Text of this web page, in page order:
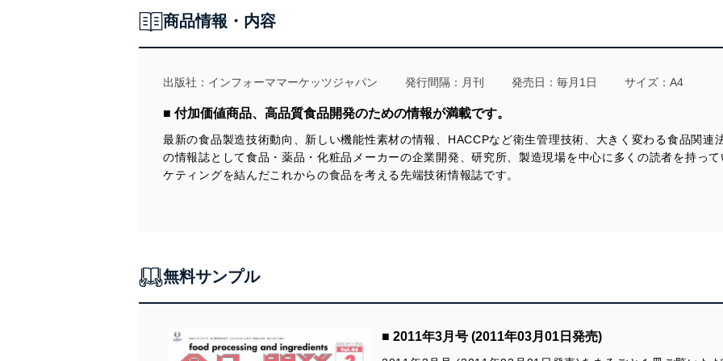
・新マイコプロテイン原料、EFSAから安全性に関する肯定的科学意
・Keep up with Overseas Trends!
・ケトダイエットの崩壊：ダイエット時代の終焉
・代替肉業界、健康志向への転換が成長の鍵に
・代替素材市場が強まる一方、サステナビリティへの関心は後退
・アジアの食料安全保障：動物性と植物性の混合たんぱく質
（blended proteins）が可能性を示す
・エンドウ豆たんぱく質によるマイクロカプセル化でプロバイオテ
・イソマルテロース（Palatinose）、GLP-1とPYYの腸のホルモン
・FDA、Self-GRAS制度の見直しを提案”
・Keep up with Overseas Trends!
行しつつも拡大中
・GLP-1受容体作動薬がもたらす変化とは？
・ClostraBio社、次世代プロバイオティクス「CLB101」をSelf-
GRASと結論付ける
・dsm-firmenich社、細胞老化に対する三段階栄養ソリューションを
・味の素、シンガポール限定「Atlr.72 Flowering Ice Cream」でプロ
テインアイスを展開
【機能性表示食品の発売動向を追う(118)】
◆機能性表示食品の届出・受理の現状
◆食品用途発明の最新報告〈2025年5月-6月前半特許公報発行／公
今号注目の機能性 タンパク質・ペプチドに関する用途発明／春名
真徳(弁理士法人ナビジョン国際特許事務所)
◆「ひと」「組織」「マネジメント」の側面から衛生管理を考える
～NPO法人近畿 HACCP実践研究会特別セミナー開催～
・文部科学省、学校給食衛生管理基準を見直しへ ―食品安全モニタ
ーからの意見・要望が反映／食品安全委員会
【GNGグローバルニューストピックス】
・プラントベースの肉代替品、乳代替品の売上が落ち込む
◆〈2025年3月～2025年5月の成立特許〉
真徳(弁理士法人ナビジョン国際特許事務所)
【機能性表示食品の発売動向を追う(117)】
◆機能性表示食品の届出・受理の現状
【企業レポート】
◆エアゾールスプレーで食品の酸化を防ぎ、賞味期限の延長を実現
／㈱三谷バルブ
商品情報・内容
出版社： インフォーママーケッツジャパン 発行間隔：月刊 発売日：毎月1日 サイズ：A4
■ 付加価値商品、高品質食品開発のための情報が満載です。
最新の食品製造技術動向、新しい機能性素材の情報、HACCPなど衛生管理技術、大きく変わる食品関連
の情報誌として食品・薬品・化粧品メーカーの企業開発、研究所、製造現場を中心に多くの読者を持っ
ケティングを結んだこれからの食品を考える先端技術情報誌です。
無料サンプル
■ 2011年3月号 (2011年03月01日発売)